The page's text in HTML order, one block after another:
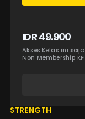
IDR 49.900
Akses Kelas ini
Non Membership KF
STRENGTH